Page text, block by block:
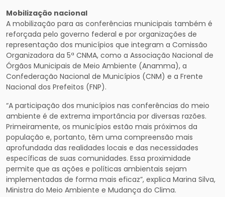
Mobilização nacional
A mobilização para as conferências municipais também é
reforçada pelo governo federal e por organizações de
representação dos municípios que integram a Comissão
Organizadora da 5ª CNMA, como a Associação Nacional de
Órgãos Municipais de Meio Ambiente (Anamma), a
Confederação Nacional de Municípios (CNM) e a Frente
Nacional dos Prefeitos (FNP).
“A participação dos municípios nas conferências do meio
ambiente é de extrema importância por diversas razões.
Primeiramente, os municípios estão mais próximos da
população e, portanto, têm uma compreensão mais
aprofundada das realidades locais e das necessidades
específicas de suas comunidades. Essa proximidade
permite que as ações e políticas ambientais sejam
implementadas de forma mais eficaz”, explica Marina Silva,
Ministra do Meio Ambiente e Mudança do Clima.